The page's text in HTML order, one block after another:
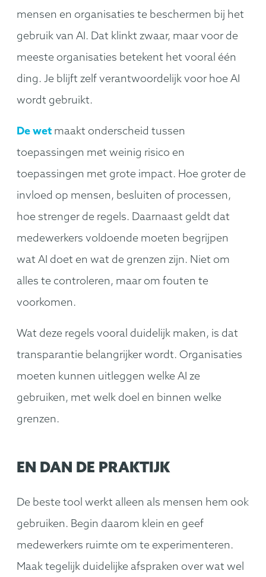
mensen en organisaties te beschermen bij het
gebruik van AI. Dat klinkt zwaar, maar voor de
meeste organisaties betekent het vooral één
ding. Je blijft zelf verantwoordelijk voor hoe AI
wordt gebruikt.
De wet maakt onderscheid tussen
toepassingen met weinig risico en
toepassingen met grote impact. Hoe groter de
invloed op mensen, besluiten of processen,
hoe strenger de regels. Daarnaast geldt dat
medewerkers voldoende moeten begrijpen
wat AI doet en wat de grenzen zijn. Niet om
alles te controleren, maar om fouten te
voorkomen.
Wat deze regels vooral duidelijk maken, is dat
transparantie belangrijker wordt. Organisaties
moeten kunnen uitleggen welke AI ze
gebruiken, met welk doel en binnen welke
grenzen.
EN DAN DE PRAKTIJK
De beste tool werkt alleen als mensen hem ook
gebruiken. Begin daarom klein en geef
medewerkers ruimte om te experimenteren.
Maak tegelijk duidelijke afspraken over wat wel